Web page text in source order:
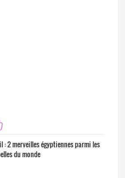
: 2 merveilles égyptiennes parmi les
du monde